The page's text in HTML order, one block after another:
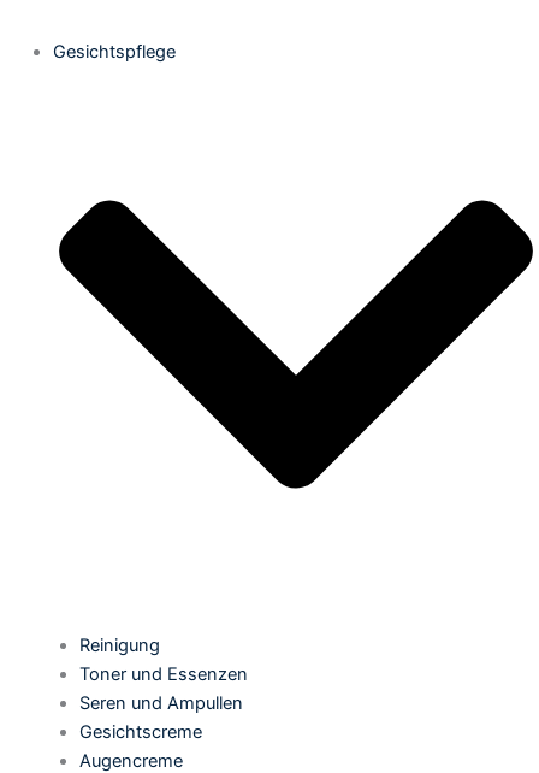
Gesichtspflege
Reinigung
Toner und Essenzen
Seren und Ampullen
Gesichtscreme
Augencreme